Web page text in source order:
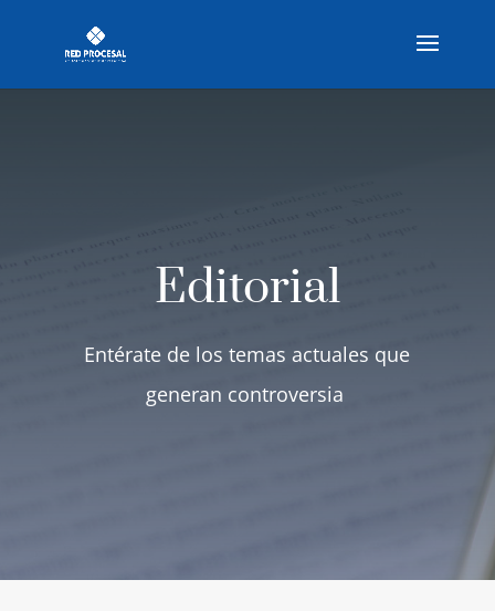
Editorial
Entérate de los temas actuales que
generan controversia